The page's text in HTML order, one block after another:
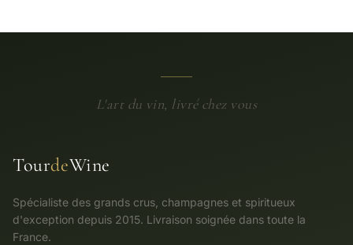
L'art du vin, livré chez vous
TourdeWine
Spécialiste des grands crus, champagnes et spiritueux
d'exception depuis 2015. Livraison soignée dans toute la
France.